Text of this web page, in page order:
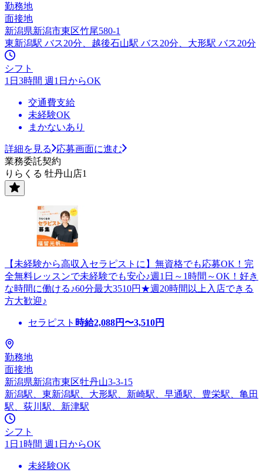
勤務地
面接地
新潟県新潟市東区竹尾580-1
東新潟駅 バス20分、越後石山駅 バス20分、大形駅 バス20分
シフト
1日3時間 週1日からOK
交通費支給
未経験OK
まかないあり
詳細を見る
応募画面に進む
業務委託契約
りらくる 牡丹山店1
【未経験から高収入セラピストに】無資格でも応募OK！完
全無料レッスンで未経験でも安心♪週1日～1時間～OK！好き
な時間に働ける♪60分最大3510円★週20時間以上入店できる
方大歓迎♪
セラピスト 時給2,088円〜3,510円
勤務地
面接地
新潟県新潟市東区牡丹山3-3-15
新潟駅、東新潟駅、大形駅、新崎駅、早通駅、豊栄駅、亀田
駅、荻川駅、新津駅
シフト
1日1時間 週1日からOK
未経験OK